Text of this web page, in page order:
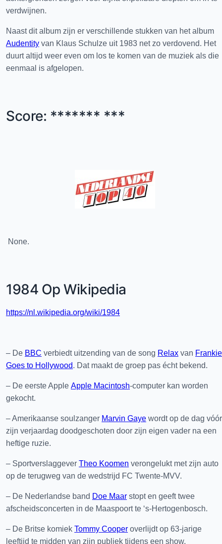
verdwijnen.
Naast dit album zijn er verschillende stukken van het album
Audentity van Klaus Schulze uit 1983 net zo verdovend. Het
duurt altijd weer even om los te komen van de muziek als die
eenmaal is afgelopen.
Score: ******* ***
None.
1984 Op Wikipedia
https://nl.wikipedia.org/wiki/1984
– De BBC verbiedt uitzending van de song Relax van Frankie
Goes to Hollywood. Dat maakt de groep pas écht bekend.
– De eerste Apple Apple Macintosh-computer kan worden
gekocht.
– Amerikaanse soulzanger Marvin Gaye wordt op de dag vóór
zijn verjaardag doodgeschoten door zijn eigen vader na een
heftige ruzie.
– Sportverslaggever Theo Koomen verongelukt met zijn auto
op de terugweg van de wedstrijd FC Twente-MVV.
– De Nederlandse band Doe Maar stopt en geeft twee
afscheidsconcerten in de Maaspoort te ‘s-Hertogenbosch.
– De Britse komiek Tommy Cooper overlijdt op 63-jarige
leeftijd te midden van zijn publiek tijdens een show.